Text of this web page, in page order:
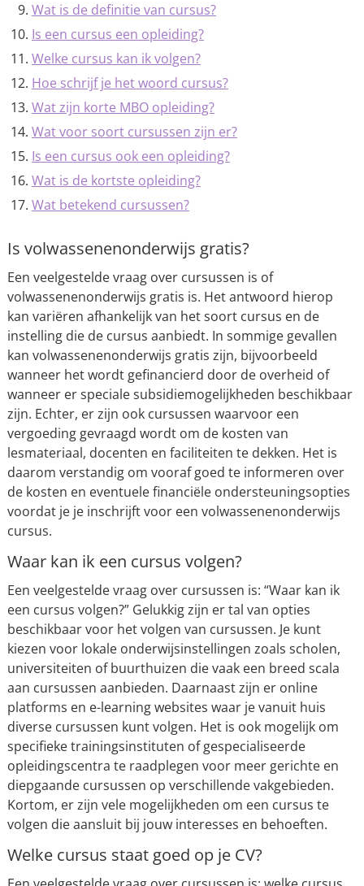
Wat is de definitie van cursus?
Is een cursus een opleiding?
Welke cursus kan ik volgen?
Hoe schrijf je het woord cursus?
Wat zijn korte MBO opleiding?
Wat voor soort cursussen zijn er?
Is een cursus ook een opleiding?
Wat is de kortste opleiding?
Wat betekend cursussen?
Is volwassenenonderwijs gratis?
Een veelgestelde vraag over cursussen is of
volwassenenonderwijs gratis is. Het antwoord hierop
kan variëren afhankelijk van het soort cursus en de
instelling die de cursus aanbiedt. In sommige gevallen
kan volwassenenonderwijs gratis zijn, bijvoorbeeld
wanneer het wordt gefinancierd door de overheid of
wanneer er speciale subsidiemogelijkheden beschikbaar
zijn. Echter, er zijn ook cursussen waarvoor een
vergoeding gevraagd wordt om de kosten van
lesmateriaal, docenten en faciliteiten te dekken. Het is
daarom verstandig om vooraf goed te informeren over
de kosten en eventuele financiële ondersteuningsopties
voordat je je inschrijft voor een volwassenenonderwijs
cursus.
Waar kan ik een cursus volgen?
Een veelgestelde vraag over cursussen is: “Waar kan ik
een cursus volgen?” Gelukkig zijn er tal van opties
beschikbaar voor het volgen van cursussen. Je kunt
kiezen voor lokale onderwijsinstellingen zoals scholen,
universiteiten of buurthuizen die vaak een breed scala
aan cursussen aanbieden. Daarnaast zijn er online
platforms en e-learning websites waar je vanuit huis
diverse cursussen kunt volgen. Het is ook mogelijk om
specifieke trainingsinstituten of gespecialiseerde
opleidingscentra te raadplegen voor meer gerichte en
diepgaande cursussen op verschillende vakgebieden.
Kortom, er zijn vele mogelijkheden om een cursus te
volgen die aansluit bij jouw interesses en behoeften.
Welke cursus staat goed op je CV?